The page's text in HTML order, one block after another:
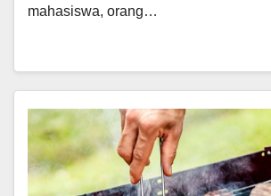
mahasiswa, orang…